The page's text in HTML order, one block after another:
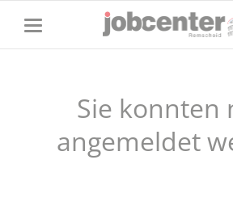
Sie konnten
angemeldet